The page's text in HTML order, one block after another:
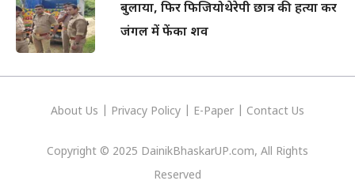
बुलाया, फिर फिजियोथेरेपी छात्र की हत्या कर
जंगल में फेंका शव
About Us Privacy Policy E-Paper Contact Us
Copyright © 2025 DainikBhaskarUP.com, All Rights
Reserved